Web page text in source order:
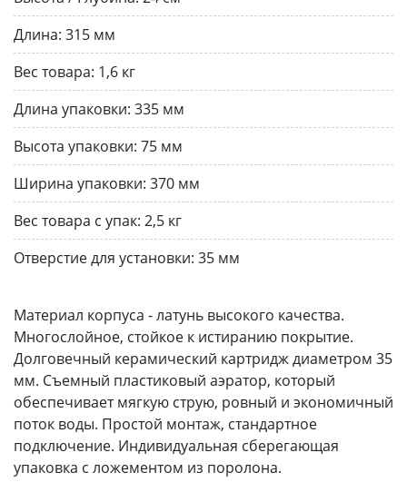
Длина: 315 мм
Вес товара: 1,6 кг
Длина упаковки: 335 мм
Высота упаковки: 75 мм
Ширина упаковки: 370 мм
Вес товара с упак: 2,5 кг
Отверстие для установки: 35 мм
Материал корпуса - латунь высокого качества.
Многослойное, стойкое к истиранию покрытие.
Долговечный керамический картридж диаметром 35
мм. Съемный пластиковый аэратор, который
обеспечивает мягкую струю, ровный и экономичный
поток воды. Простой монтаж, стандартное
подключение. Индивидуальная сберегающая
упаковка с ложементом из поролона.